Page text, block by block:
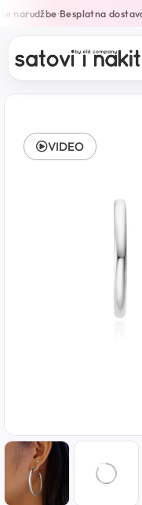
narudžbe•Besplatna
VIDEO